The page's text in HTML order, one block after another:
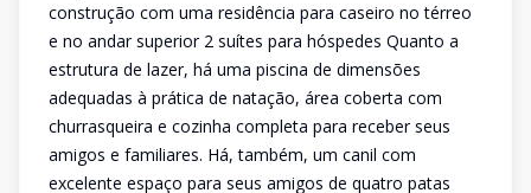
construção com uma residência para caseiro no térreo
e no andar superior 2 suítes para hóspedes Quanto a
estrutura de lazer, há uma piscina de dimensões
adequadas à prática de natação, área coberta com
churrasqueira e cozinha completa para receber seus
amigos e familiares. Há, também, um canil com
excelente espaço para seus amigos de quatro patas